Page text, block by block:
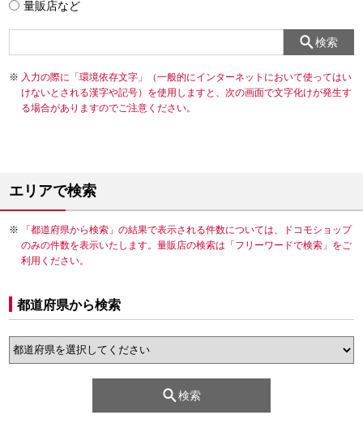
量販店など
検索
入力の際に「環境依存文字」（一般的にインターネットにおいて使ってはい
けないとされる漢字や記号）を使用しますと、次の画面で文字化けが発生す
る場合がありますのでご注意ください。
エリアで検索
「都道府県から検索」の結果で表示される件数については、ドコモショップ
のみの件数を表示いたします。量販店の検索は「フリーワードで検索」をご
利用ください。
都道府県から検索
検索